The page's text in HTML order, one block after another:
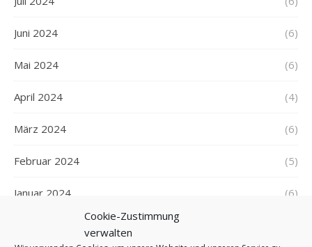
Cookie-Zustimmung
verwalten
Juni 2024 (6)
Mai 2024 (6)
April 2024 (4)
März 2024 (6)
Februar 2024 (5)
Januar 2024 (6)